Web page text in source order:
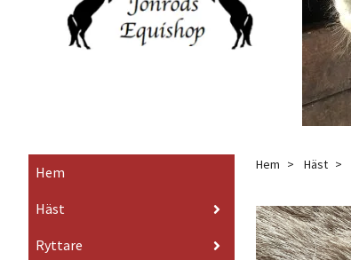
Hem
Häst
Ryttare
Hem Häst